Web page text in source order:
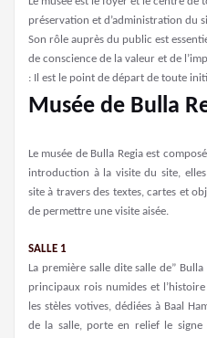
préservation et d’administration du
Son rôle auprès du public est
de conscience de la valeur et de
: Il est le point de départ de toute
Musée de Bulla
Le musée de Bulla Regia est
introduction à la visite du site,
site à travers des textes, cartes et
de permettre une visite aisée.
SALLE 1
La première salle dite salle de”
principaux rois numides et
les stèles votives, dédiées à Baal
de la salle, porte en relief le signe